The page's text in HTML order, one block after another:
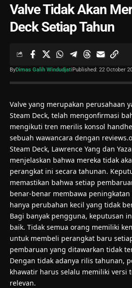
Valve Tidak Akan
Deck Setiap Tahun
ByDimas Galih WindudjatiPublished: 22 October
Valve yang merupakan perusahaan
Steam Deck, telah mengonfirmasi
mengikuti tren merilis konsol
sebuah wawancara dengan
Steam Deck, Lawrence Yang dan
menjelaskan bahwa mereka tidak
perangkat ini secara tahunan.
memastikan bahwa setiap
benar-benar membawa
hanya perubahan kecil yang tidak
Bagi banyak pengguna, keputusan
baik. Tidak semua orang memiliki
untuk membeli perangkat baru
pembaruan yang ditawarkan tidak
Dengan tidak adanya rilis tahunan,
khawatir harus selalu memiliki versi
relevan.